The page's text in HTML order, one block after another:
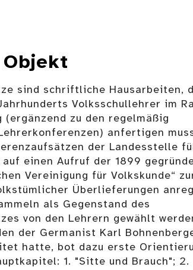
Objekt
sind schriftliche Hausarbeiten,
Volksschullehrer im
zu den regelmäßig
anfertigen
der Landesstelle
auf einen Aufruf der 1899
Vereinigung für Volkskunde“
Überlieferungen
als Gegenstand des
von den Lehrern gewählt
der Germanist Karl
hatte, bot dazu erste
1. "Sitte und Brauch"; 2.